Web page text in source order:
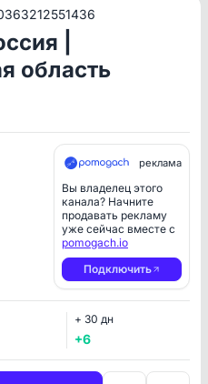
|
область
реклама
Вы владелец этого
канала? Начните
продавать рекламу
уже сейчас вместе с
pomogach.io
Подключить
+ 30 дн
+6